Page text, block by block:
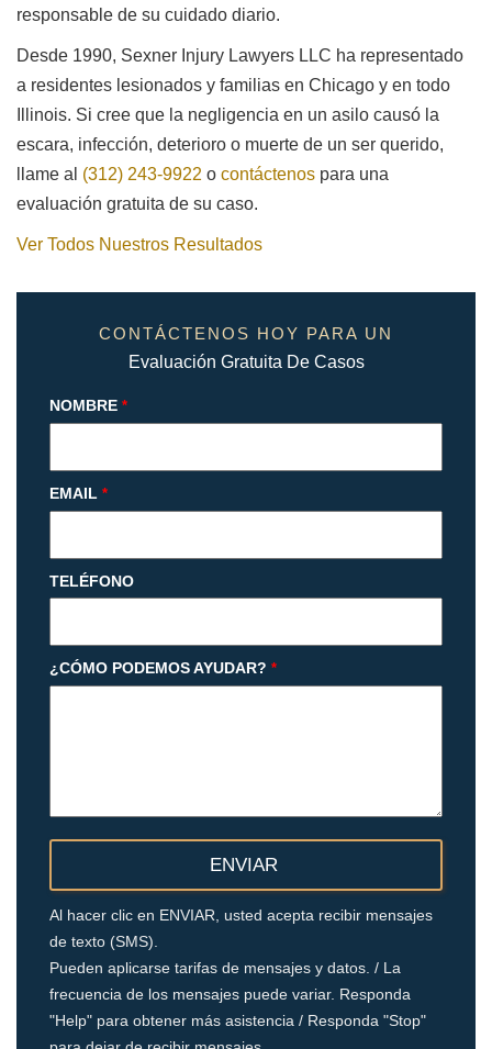
responsable de su cuidado diario.
Desde 1990, Sexner Injury Lawyers LLC ha representado
a residentes lesionados y familias en Chicago y en todo
Illinois. Si cree que la negligencia en un asilo causó la
escara, infección, deterioro o muerte de un ser querido,
llame al (312) 243-9922 o contáctenos para una
evaluación gratuita de su caso.
Ver Todos Nuestros Resultados
CONTÁCTENOS HOY PARA UN
Evaluación Gratuita De Casos
NOMBRE *
EMAIL *
TELÉFONO
¿CÓMO PODEMOS AYUDAR? *
Al hacer clic en ENVIAR, usted acepta recibir mensajes
de texto (SMS).
Pueden aplicarse tarifas de mensajes y datos. / La
frecuencia de los mensajes puede variar. Responda
"Help" para obtener más asistencia / Responda "Stop"